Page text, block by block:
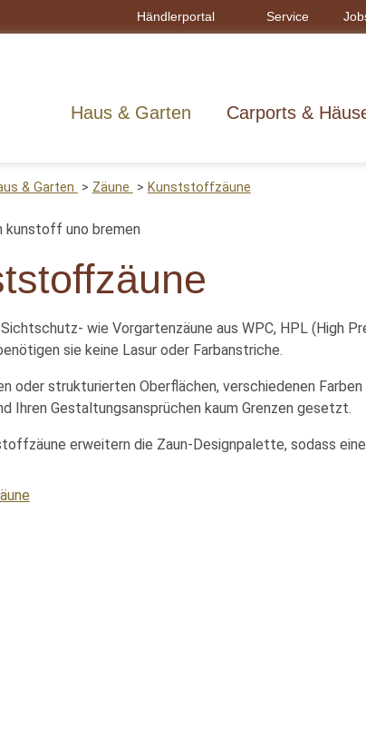
Händlerportal Service
Haus & Garten Carports &
& Garten Zäune Kunststoffzäune
wie Vorgartenzäune aus WPC, HPL (High
sie keine Lasur oder Farbanstriche.
oder strukturierten Oberflächen, verschiedenen
Ihren Gestaltungsansprüchen kaum Grenzen gesetzt.
erweitern die Zaun-Designpalette, sodass